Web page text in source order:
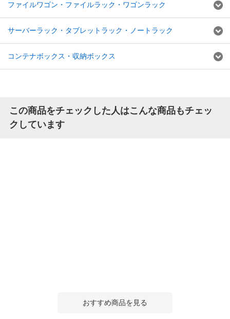
ファイルワゴン・ファイルラック・ワゴンラック
サーバーラック・タブレットラック・ノートラック
コンテナボックス・収納ボックス
この商品をチェックした人はこんな商品もチェッ
クしています
おすすめ商品を見る